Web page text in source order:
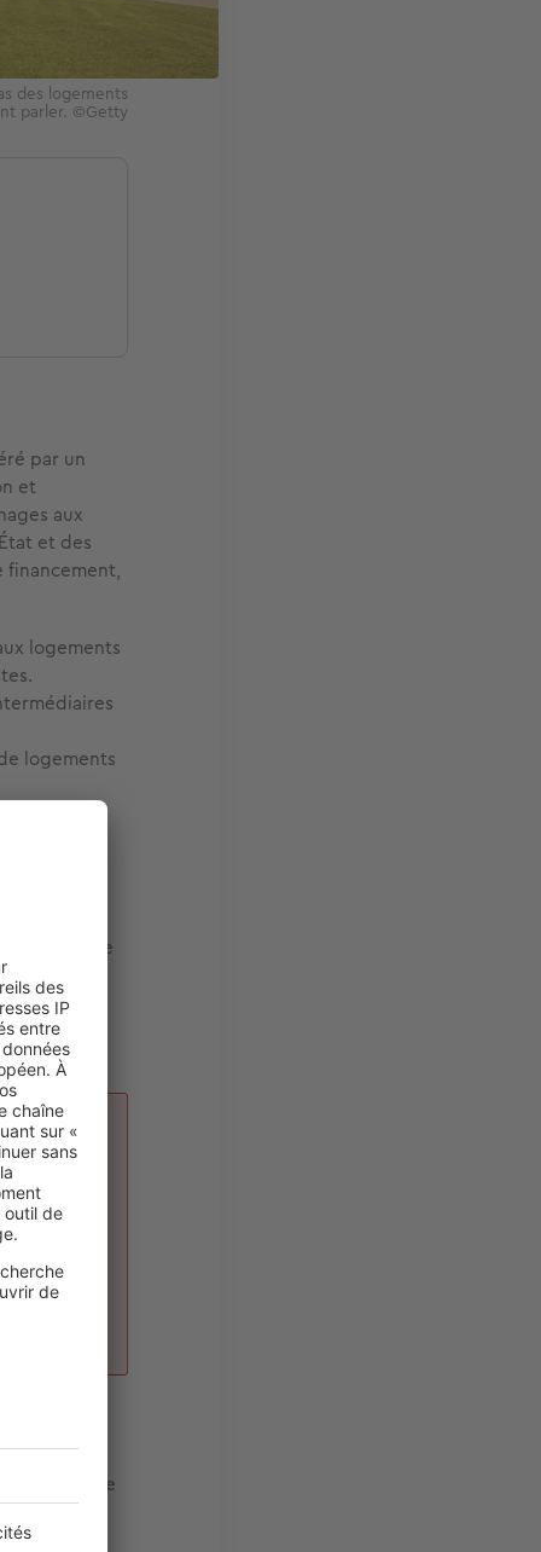
des logements
parler. ©Getty
par un
et
aux
et des
logements
logements
privé,
pour le
HLM ou
de la loi
leur
%
sociaux de
l'Habitat